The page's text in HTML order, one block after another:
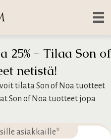
25% - Tilaa Son of
netistä!
tilata Son of Noa tuotteet
Son of Noa tuotteet jopa
asiakkaille*